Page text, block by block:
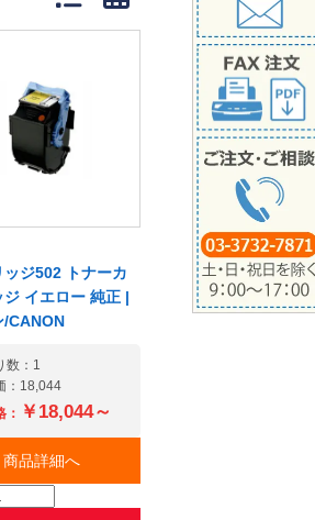
ッジ502 トナーカ
ジ イエロー 純正 |
/CANON
数：1
：18,044
： ￥18,044～
商品詳細へ